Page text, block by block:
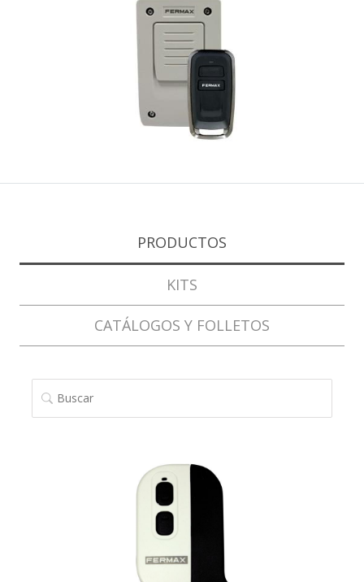
PRODUCTOS
KITS
CATÁLOGOS Y FOLLETOS
BUSCAR